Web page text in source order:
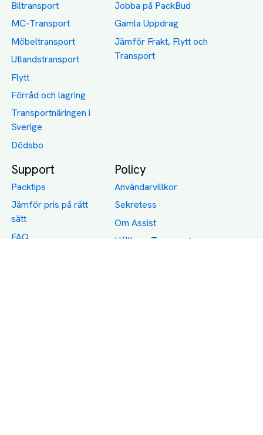
Biltransport
MC-Transport
Möbeltransport
Utlandstransport
Flytt
Förråd och lagring
Transportnäringen i
Sverige
Dödsbo
Jobba på PackBud
Gamla Uppdrag
Jämför Frakt, Flytt och
Transport
Support
Packtips
Jämför pris på rätt
sätt
FAQ
Policy
Användarvillkor
Sekretess
Om Assist
Hållbara Transporter